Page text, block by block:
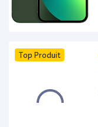
Top Produit